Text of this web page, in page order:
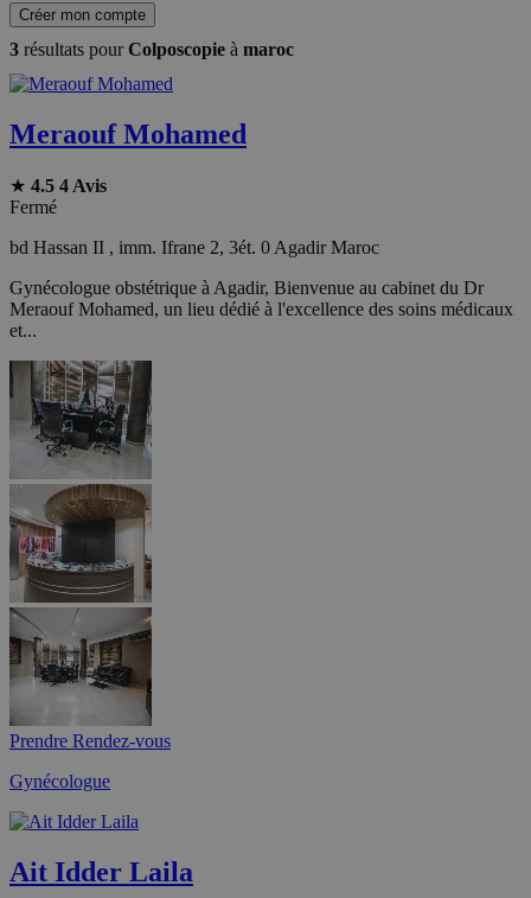
Créer mon compte
3 résultats pourColposcopie à maroc
Meraouf Mohamed
★ 4.5 4 Avis
Fermé
bd Hassan II , imm. Ifrane 2, 3ét. 0 Agadir Maroc
Gynécologue obstétrique à Agadir, Bienvenue au cabinet du Dr
Meraouf Mohamed, un lieu dédié à l'excellence des soins médicaux
et...
Prendre Rendez-vous
Gynécologue
Ait Idder Laila